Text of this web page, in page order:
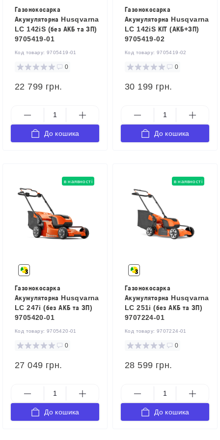
Газонокосарка
Акумуляторна Husqvarna
LC 142iS (без АКБ та ЗП)
9705419-01
Код товару: 9705419-01
0
22 799 грн.
До кошика
Газонокосарка
Акумуляторна Husqvarna
LC 142iS КІТ (АКБ+ЗП)
9705419-02
Код товару: 9705419-02
0
30 199 грн.
До кошика
в наявності
Газонокосарка
Акумуляторна Husqvarna
LC 247i (без АКБ та ЗП)
9705420-01
Код товару: 9705420-01
0
27 049 грн.
До кошика
в наявності
Газонокосарка
Акумуляторна Husqvarna
LC 251i (без АКБ та ЗП)
9707224-01
Код товару: 9707224-01
0
28 599 грн.
До кошика